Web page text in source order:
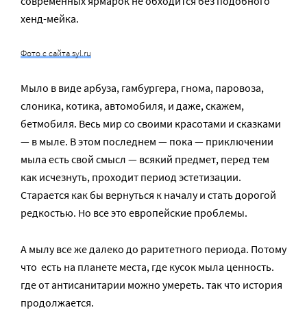
хенд-мейка.
Фото с сайта syl.ru
Мыло в виде арбуза, гамбургера, гнома, паровоза,
слоника, котика, автомобиля, и даже, скажем,
бетмобиля. Весь мир со своими красотами и сказками
— в мыле. В этом последнем — пока — приключении
мыла есть свой смысл — всякий предмет, перед тем
как исчезнуть, проходит период эстетизации.
Старается как бы вернуться к началу и стать дорогой
редкостью. Но все это европейские проблемы.
А мылу все же далеко до раритетного периода. Потому
что есть на планете места, где кусок мыла ценность.
где от антисанитарии можно умереть. так что история
продолжается.